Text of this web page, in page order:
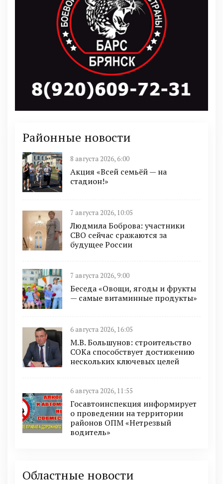
Районные новости
8 августа 2026, 6:00
Акция «Всей семьёй — на
стадион!»
7 августа 2026, 10:05
Людмила Боброва: участники
СВО сейчас сражаются за
будущее России
7 августа 2026, 9:00
Беседа «Овощи, ягоды и фрукты
— самые витаминные продукты»
6 августа 2026, 16:05
М.В. Большунов: строительство
СОКа способствует достижению
нескольких ключевых целей
6 августа 2026, 11:55
Госавтоинспекция информирует
о проведении на территории
районов ОПМ «Нетрезвый
водитель»
Областные новости